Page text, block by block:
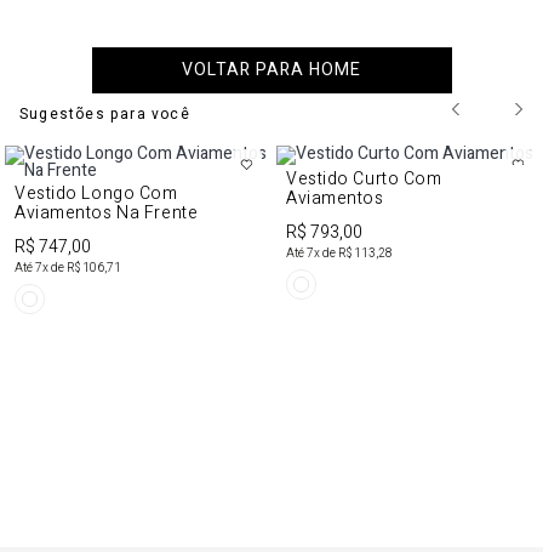
VOLTAR PARA HOME
Sugestões para você
Vestido Longo Com
Aviamentos Na Frente
R$ 747,00
Até7x de R$ 106,71
Vestido Curto Com
Aviamentos
R$ 793,00
Até7x de R$ 113,28